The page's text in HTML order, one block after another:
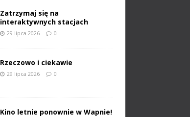
Zatrzymaj się na
interaktywnych stacjach
29 lipca 2026 0
Rzeczowo i ciekawie
29 lipca 2026 0
Kino letnie ponownie w Wapnie!